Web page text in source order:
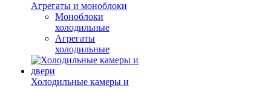
Агрегаты и моноблоки
Моноблоки
холодильные
Агрегаты
холодильные
Холодильные камеры и